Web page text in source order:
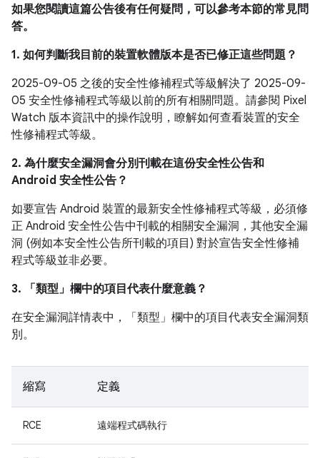
如果您閱讀這篇公告後有任何疑問，可以參考本節的常見問
答。
1. 如何判斷我目前的裝置軟體版本是否已修正這些問題？
2025-09-05 之後的安全性修補程式等級解決了 2025-09-
05 安全性修補程式等級以前的所有相關問題。請參閱 Pixel
Watch 版本資訊中的操作說明，瞭解如何查看裝置的安全
性修補程式等級。
2. 為什麼安全漏洞會分別刊載在這份安全性公告和
Android 安全性公告？
如要宣告 Android 裝置的最新安全性修補程式等級，必須修
正 Android 安全性公告中刊載的相關安全漏洞，其他安全漏
洞 (例如本安全性公告所刊載的項目) 對於宣告安全性修補
程式等級並非必要。
3. 「類型」 欄中的項目代表什麼意義？
在安全漏洞詳情表中，「類型」 欄中的項目代表安全漏洞類
別。
縮寫 定義
RCE 遠端程式碼執行